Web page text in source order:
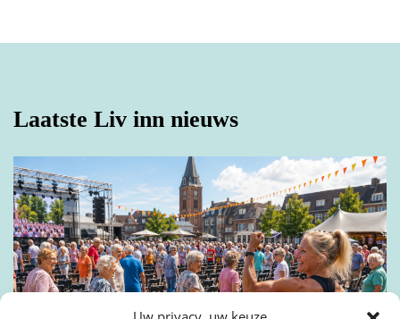
Laatste Liv inn nieuws